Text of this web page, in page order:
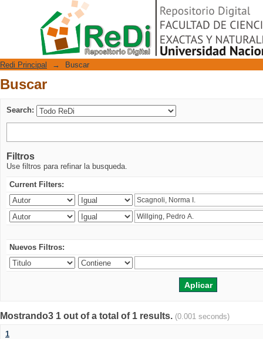
Repositorio Digital
Redi Principal → Buscar
Buscar
Search:
Filtros
Use filtros para refinar la busqueda.
Current Filters:
Nuevos Filtros:
Mostrando3 1 out of a total of 1 results. (0.001 seconds)
1